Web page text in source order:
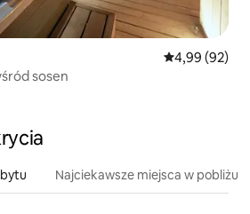
Średnia
4,99 (92)
sosen
Najciekawsze miejsca w pobliżu